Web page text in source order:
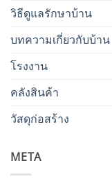
วิธีดูแลรักษาบ้าน
บทความเกี่ยวกับบ้าน
โรงงาน
คลังสินค้า
วัสดุก่อสร้าง
META